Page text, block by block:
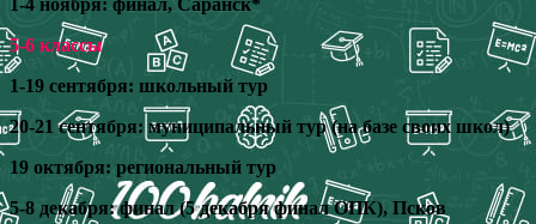
1-4 ноября: финал, Саранск*
5-6 классы
1-19 сентября: школьный тур
20-21 сентября: муниципальный тур (на базе своих школ)
19 октября: региональный тур
5-8 декабря: финал (5 декабря финал ОПК), Псков